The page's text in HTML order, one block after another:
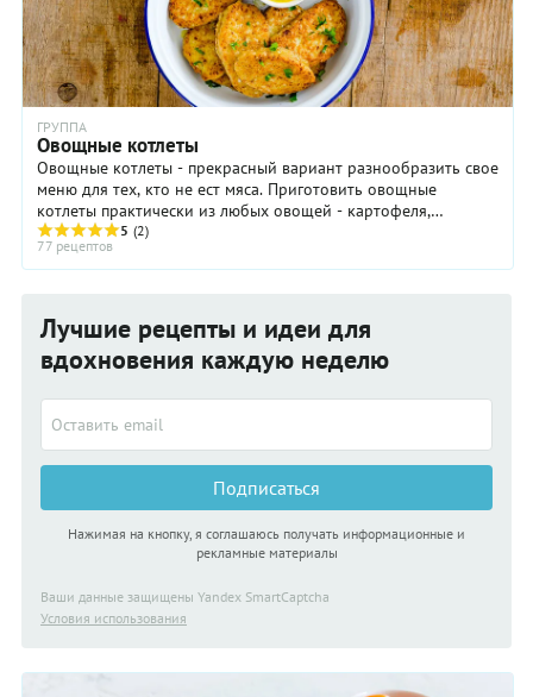
ГРУППА
Овощные котлеты
Овощные котлеты - прекрасный вариант разнообразить свое
меню для тех, кто не ест мяса. Приготовить овощные
котлеты практически из любых овощей - картофеля,
моркови, шпината, кабачков, цукини ...
5 (2)
77 рецептов
Лучшие рецепты и идеи для
вдохновения каждую неделю
Подписаться
Нажимая на кнопку, я соглашаюсь получать информационные и
рекламные материалы
Ваши данные защищены Yandex SmartCaptcha
Условия использования